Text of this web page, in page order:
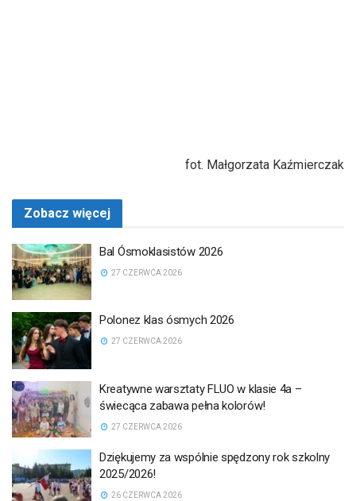
fot. Małgorzata Kaźmierczak
Zobacz więcej
Bal Ósmoklasistów 2026
27 CZERWCA 2026
Polonez klas ósmych 2026
27 CZERWCA 2026
Kreatywne warsztaty FLUO w klasie 4a –
świecąca zabawa pełna kolorów!
27 CZERWCA 2026
Dziękujemy za wspólnie spędzony rok szkolny
2025/2026!
26 CZERWCA 2026